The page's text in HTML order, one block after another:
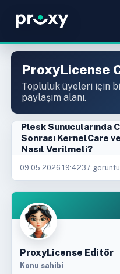
ProxyLicense
Topluluk üyeleri için
paylaşım alanı.
Plesk Sunucularında
Sonrası KernelCare
Nasıl Verilmeli?
09.05.2026 19:4237
ProxyLicense Editör
Konu sahibi